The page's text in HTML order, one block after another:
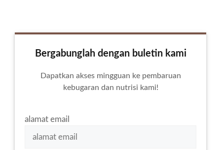
Bergabunglah dengan buletin kami
Dapatkan akses mingguan ke pembaruan
kebugaran dan nutrisi kami!
alamat email